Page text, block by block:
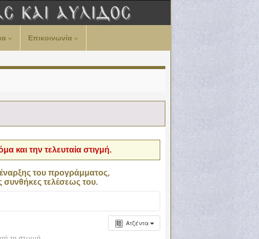
Επικοινωνία
και την τελευταία στιγμή.
του προγράμματος,
συνθήκες τελέσεως του.
Ατζέντα